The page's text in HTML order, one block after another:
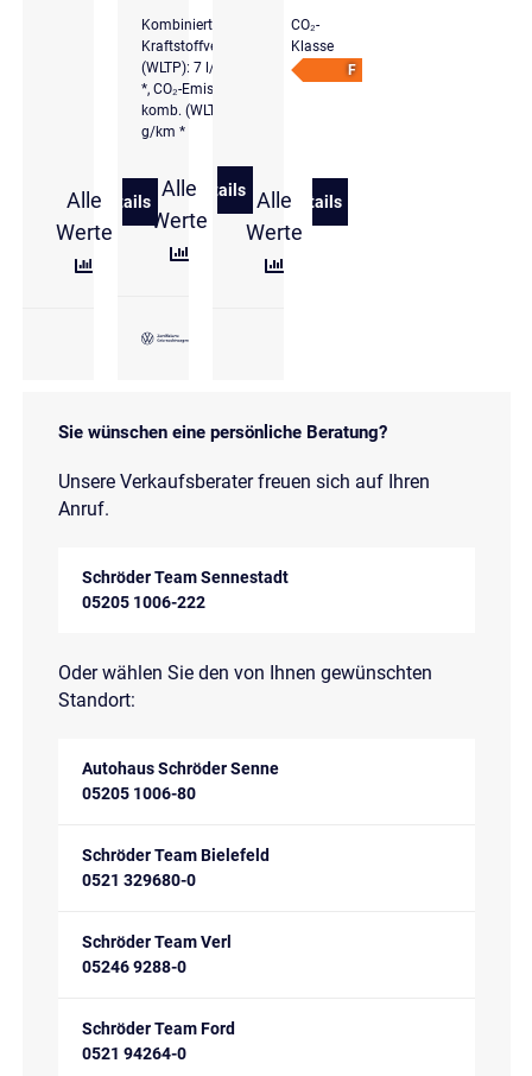
Alle
Werte
Details
zu Volkswagen Golf VIII 2,0 l TSI DSG GTI
Kombinierter
Kraftstoffverbrauch
(WLTP): 7 l/100 km
*, CO₂-Emissionen
komb. (WLTP): 160
g/km *
CO₂-
Klasse
F
Alle
Werte
Details
zu Volkswagen Golf VIII 2.0 l TSI DSG
Alle
Werte
Details
zu Volkswagen Golf GTI
Sie wünschen eine persönliche Beratung?
Unsere Verkaufsberater freuen sich auf Ihren
Anruf.
Schröder Team Sennestadt
05205 1006-222
Oder wählen Sie den von Ihnen gewünschten
Standort:
Autohaus Schröder Senne
05205 1006-80
Schröder Team Bielefeld
0521 329680-0
Schröder Team Verl
05246 9288-0
Schröder Team Ford
0521 94264-0